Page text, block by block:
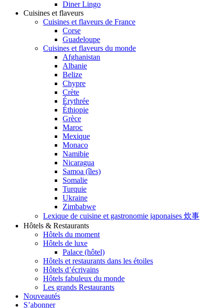
Diner Lingo
Cuisines et flaveurs
Cuisines et flaveurs de France
Corse
Guadeloupe
Cuisines et flaveurs du monde
Afghanistan
Albanie
Belize
Chypre
Crète
Érythrée
Éthiopie
Grèce
Maroc
Mexique
Monaco
Namibie
Nicaragua
Samoa (îles)
Somalie
Turquie
Ukraine
Zimbabwe
Lexique de cuisine et gastronomie japonaises 炊事
Hôtels & Restaurants
Hôtels du moment
Hôtels de luxe
Palace (hôtel)
Hôtels et restaurants dans les étoiles
Hôtels d’écrivains
Hôtels fabuleux du monde
Les grands Restaurants
Nouveautés
S’abonner